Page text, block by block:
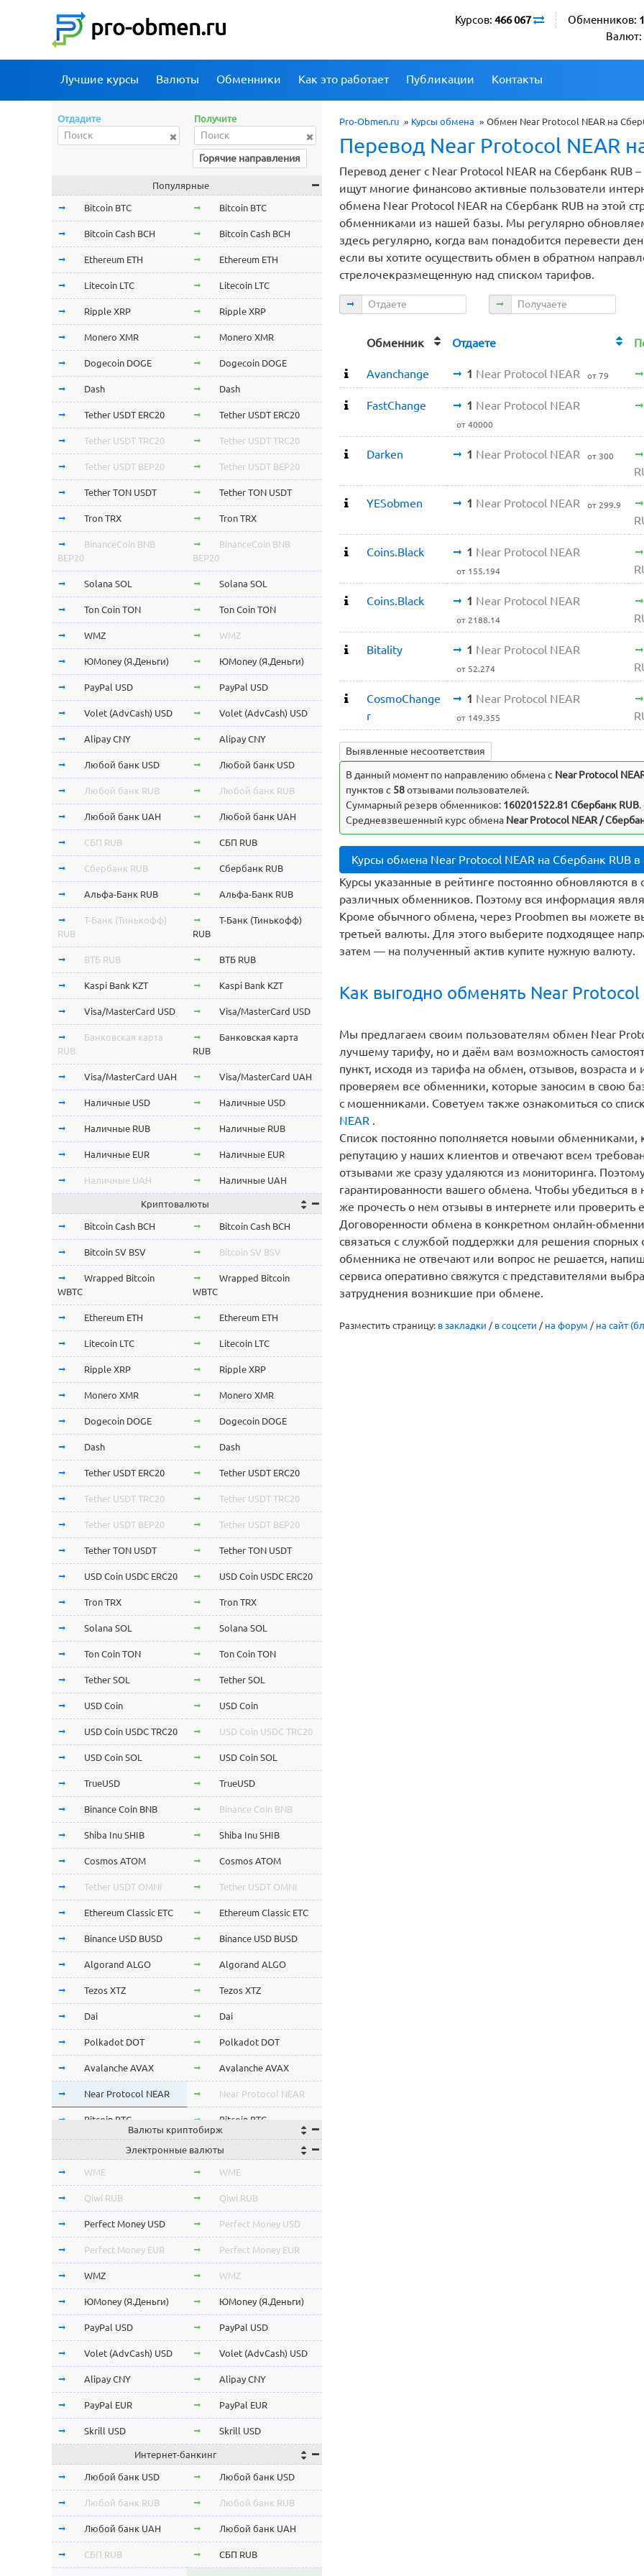
pro-obmen.ru Обменников:
Валют:
Курсов: 466 067
Лучшие курсы Валюты Обменники Как это работает Публикации Контакты
Pro-Obmen.ru » Курсы обмена » Обмен Near Protocol NEAR на
Перевод Near Protocol NEAR
Перевод денег с Near Protocol NEAR на Сбербанк RUB
ищут многие финансово активные пользователи
обмена Near Protocol NEAR на Сбербанк RUB на этой
обменниками из нашей базы. Мы регулярно
здесь регулярно, когда вам понадобится перевести
если вы хотите осуществить обмен в обратном
стрелочекразмещенную над списком тарифов.
Отдаете Получаете
Обменник Отдаете
Avanchange 1 Near Protocol NEAR от 79
FastChange 1 Near Protocol NEAR
от 40000
Darken 1 Near Protocol NEAR от 300
YESobmen 1 Near Protocol NEAR от 299.9
Coins.Black 1 Near Protocol NEAR
от 155.194
Coins.Black 1 Near Protocol NEAR
от 2188.14
Bitality 1 Near Protocol NEAR
от 52.274
CosmoChange
r
1 Near Protocol NEAR
от 149.355
Выявленные несоответствия
В данный момент по направлению обмена c Near Protocol
пунктов с 58отзывами пользователей.
Суммарный резерв обменников: 160201522.81 Сбербанк RUB.
Средневзвешенный курс обмена Near Protocol NEAR /
Курсы обмена Near Protocol NEAR на Сбербанк RUB
Курсы указанные в рейтинге постоянно обновляются
различных обменников. Поэтому вся информация
Кроме обычного обмена, через Proobmen вы
третьей валюты. Для этого выберите подходящее
затем — на полученный актив купите нужную валюту.
Как выгодно обменять Near Protocol
Мы предлагаем своим пользователям обмен Near
лучшему тарифу, но и даём вам возможность
пункт, исходя из тарифа на обмен, отзывов,
проверяем все обменники, которые заносим в свою
с мошенниками. Советуем также ознакомиться со
NEAR .
Список постоянно пополняется новыми
репутацию у наших клиентов и отвечают всем
отзывами же сразу удаляются из мониторинга.
гарантированности вашего обмена. Чтобы убедиться
же прочесть о нем отзывы в интернете или проверить
Договоренности обмена в конкретном онлайн-
связаться с службой поддержки для решения
обменника не отвечают или вопрос не решается,
сервиса оперативно свяжутся с представителями
затруднения возникшие при обмене.
Разместить страницу: в закладки / в соцсети / на форум / на сайт
Отдадите Получите
Горячие направления
Популярные
Bitcoin BTC Bitcoin BTC
Bitcoin Cash BCH Bitcoin Cash BCH
Ethereum ETH Ethereum ETH
Litecoin LTC Litecoin LTC
Ripple XRP Ripple XRP
Monero XMR Monero XMR
Dogecoin DOGE Dogecoin DOGE
Dash Dash
Tether USDT ERC20 Tether USDT ERC20
Tether USDT TRC20 Tether USDT TRC20
Tether USDT BEP20 Tether USDT BEP20
Tether TON USDT Tether TON USDT
Tron TRX Tron TRX
BinanceCoin BNB
BEP20
BinanceCoin BNB
BEP20
Solana SOL Solana SOL
Ton Coin TON Ton Coin TON
WMZ WMZ
ЮMoney (Я.Деньги) ЮMoney (Я.Деньги)
PayPal USD PayPal USD
Volet (AdvCash) USD Volet (AdvCash) USD
Alipay CNY Alipay CNY
Любой банк USD Любой банк USD
Любой банк RUB Любой банк RUB
Любой банк UAH Любой банк UAH
СБП RUB СБП RUB
Сбербанк RUB Сбербанк RUB
Альфа-Банк RUB Альфа-Банк RUB
Т-Банк (Тинькофф)
RUB
Т-Банк (Тинькофф)
RUB
ВТБ RUB ВТБ RUB
Kaspi Bank KZT Kaspi Bank KZT
Visa/MasterCard USD Visa/MasterCard USD
Банковская карта
RUB
Банковская карта
RUB
Visa/MasterCard UAH Visa/MasterCard UAH
Наличные USD Наличные USD
Наличные RUB Наличные RUB
Наличные EUR Наличные EUR
Наличные UAH Наличные UAH
Криптовалюты
Bitcoin Cash BCH Bitcoin Cash BCH
Bitcoin SV BSV Bitcoin SV BSV
Wrapped Bitcoin
WBTC
Wrapped Bitcoin
WBTC
Ethereum ETH Ethereum ETH
Litecoin LTC Litecoin LTC
Ripple XRP Ripple XRP
Monero XMR Monero XMR
Dogecoin DOGE Dogecoin DOGE
Dash Dash
Tether USDT ERC20 Tether USDT ERC20
Tether USDT TRC20 Tether USDT TRC20
Tether USDT BEP20 Tether USDT BEP20
Tether TON USDT Tether TON USDT
USD Coin USDC ERC20 USD Coin USDC ERC20
Tron TRX Tron TRX
Solana SOL Solana SOL
Ton Coin TON Ton Coin TON
Tether SOL Tether SOL
USD Coin USD Coin
USD Coin USDC TRC20 USD Coin USDC TRC20
USD Coin SOL USD Coin SOL
TrueUSD TrueUSD
Binance Coin BNB Binance Coin BNB
Shiba Inu SHIB Shiba Inu SHIB
Cosmos ATOM Cosmos ATOM
Tether USDT OMNI Tether USDT OMNI
Ethereum Classic ETC Ethereum Classic ETC
Binance USD BUSD Binance USD BUSD
Algorand ALGO Algorand ALGO
Tezos XTZ Tezos XTZ
Dai Dai
Polkadot DOT Polkadot DOT
Avalanche AVAX Avalanche AVAX
Near Protocol NEAR Near Protocol NEAR
Bitcoin BTC Bitcoin BTC
Terra LUNA
Cardano ADA Cardano ADA
OmiseGo OMG OmiseGo OMG
Verge XVG Verge XVG
BitTorrent BTT BitTorrent BTT
Stellar Lumens XLM Stellar Lumens XLM
EOS EOS
NEO NEO
ChainLink LINK ChainLink LINK
Qtum Qtum
Iota MIOTA Iota MIOTA
Waves Waves
Zcash ZEC Zcash ZEC
Ontology ONT Ontology ONT
0x ZRX 0x ZRX
VeChain VET VeChain VET
Валюты криптобирж
Электронные валюты
WME WME
Qiwi RUB Qiwi RUB
Perfect Money USD Perfect Money USD
Perfect Money EUR Perfect Money EUR
WMZ WMZ
ЮMoney (Я.Деньги) ЮMoney (Я.Деньги)
PayPal USD PayPal USD
Volet (AdvCash) USD Volet (AdvCash) USD
Alipay CNY Alipay CNY
PayPal EUR PayPal EUR
Skrill USD Skrill USD
Volet (AdvCash) RUB Volet (AdvCash) RUB
Volet (AdvCash) EUR Volet (AdvCash) EUR
Volet (AdvCash) KZT Volet (AdvCash) KZT
ePayments USD ePayments USD
Интернет-банкинг
Любой банк USD Любой банк USD
Любой банк RUB Любой банк RUB
Любой банк UAH Любой банк UAH
СБП RUB СБП RUB